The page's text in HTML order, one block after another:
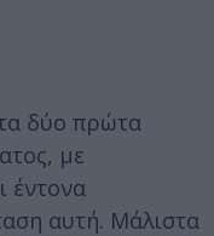
δύο πρώτα
με
έντονα
αυτή. Μάλιστα